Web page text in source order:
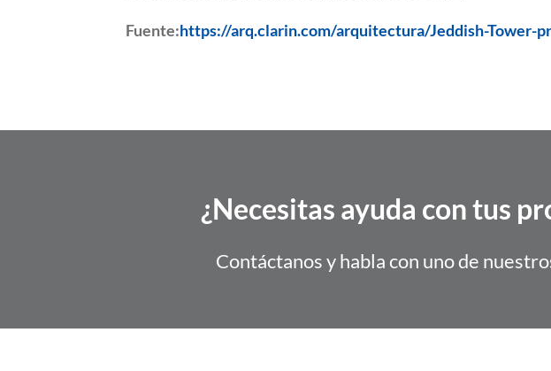
Fuente:https://arq.clarin.com/arquitectura/Jeddish-Tower-
¿Necesitas ayuda con tus
Contáctanos y habla con uno de